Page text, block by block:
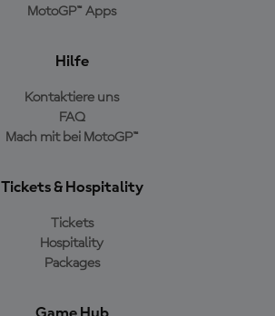
MotoGP™ Apps
Hilfe
Kontaktiere uns
FAQ
Mach mit bei MotoGP™
Tickets & Hospitality
Tickets
Hospitality
Packages